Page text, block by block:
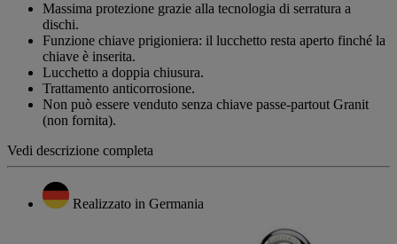
Massima protezione grazie alla tecnologia di serratura a
dischi.
Funzione chiave prigioniera: il lucchetto resta aperto finché la
chiave è inserita.
Lucchetto a doppia chiusura.
Trattamento anticorrosione.
Non può essere venduto senza chiave passe-partout Granit
(non fornita).
Vedi descrizione completa
Realizzato in Germania